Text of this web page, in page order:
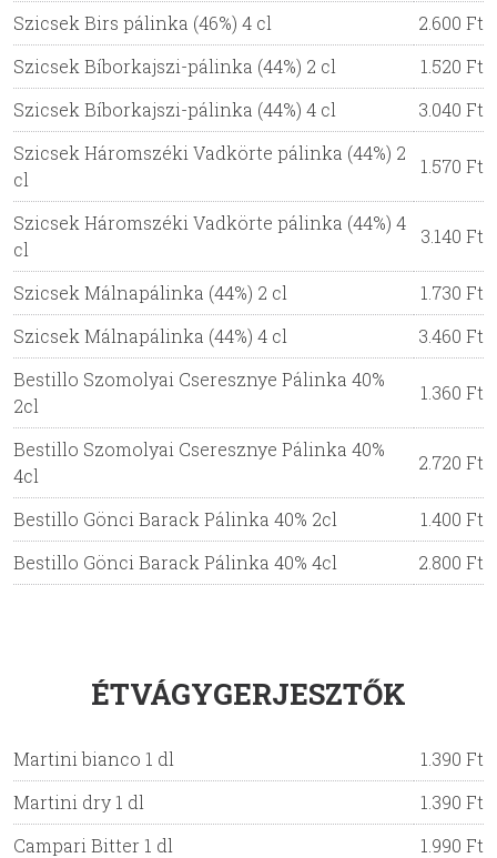
Szicsek Birs pálinka (46%) 4 cl
2.600 Ft
Szicsek Bíborkajszi-pálinka (44%) 2 cl
1.520 Ft
Szicsek Bíborkajszi-pálinka (44%) 4 cl
3.040 Ft
Szicsek Háromszéki Vadkörte pálinka (44%) 2
cl
1.570 Ft
Szicsek Háromszéki Vadkörte pálinka (44%) 4
cl
3.140 Ft
Szicsek Málnapálinka (44%) 2 cl
1.730 Ft
Szicsek Málnapálinka (44%) 4 cl
3.460 Ft
Bestillo Szomolyai Cseresznye Pálinka 40%
2cl
1.360 Ft
Bestillo Szomolyai Cseresznye Pálinka 40%
4cl
2.720 Ft
Bestillo Gönci Barack Pálinka 40% 2cl
1.400 Ft
Bestillo Gönci Barack Pálinka 40% 4cl
2.800 Ft
ÉTVÁGYGERJESZTŐK
Martini bianco 1 dl
1.390 Ft
Martini dry 1 dl
1.390 Ft
Campari Bitter 1 dl
1.990 Ft